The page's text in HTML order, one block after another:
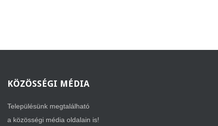
KÖZÖSSÉGI MÉDIA
Településünk megtalálható
a közösségi média oldalain is!